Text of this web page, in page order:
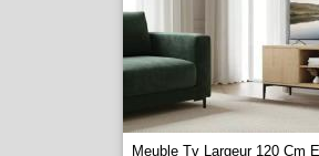
Meuble Tv Largeur 120 Cm